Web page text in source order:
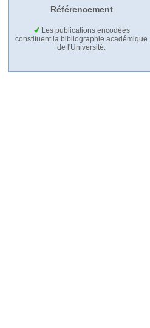
Référencement
Les publications encodées
constituent la bibliographie académique
de l'Université.